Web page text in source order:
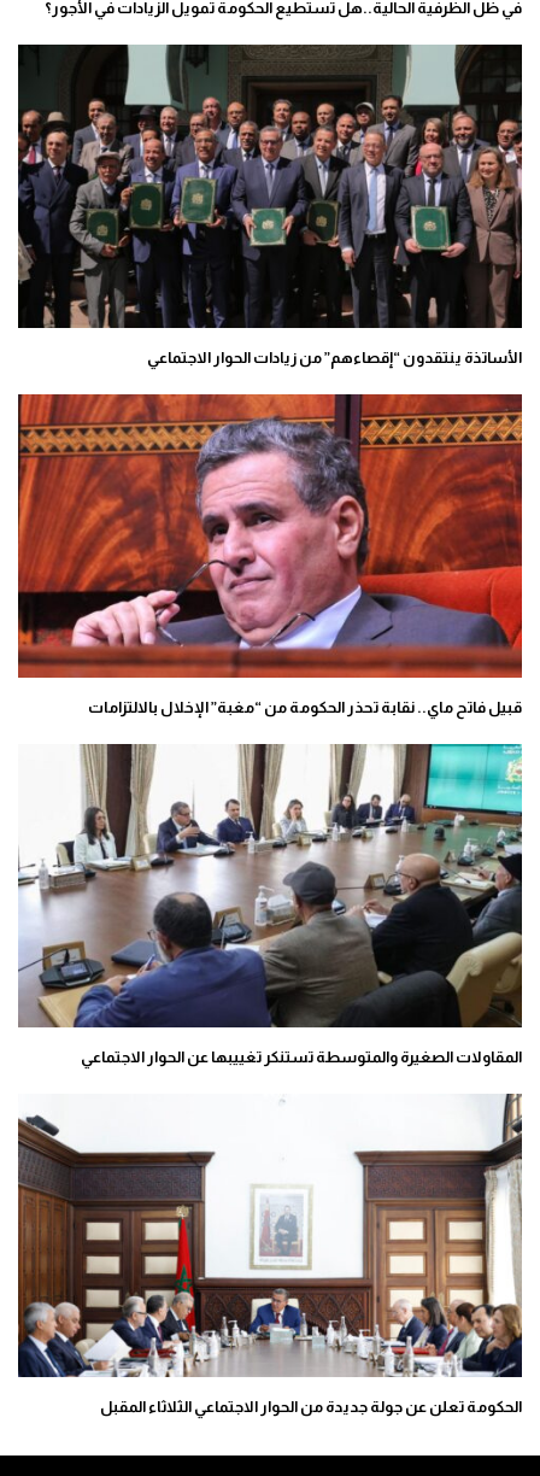
في ظل الظرفية الحالية..هل تستطيع الحكومة تمويل الزيادات في الأجور؟
الأساتذة ينتقدون “إقصاءهم” من زيادات الحوار الاجتماعي
قبيل فاتح ماي.. نقابة تحذر الحكومة من “مغبة” الإخلال بالالتزامات
المقاولات الصغيرة والمتوسطة تستنكر تغييبها عن الحوار الاجتماعي
الحكومة تعلن عن جولة جديدة من الحوار الاجتماعي الثلاثاء المقبل